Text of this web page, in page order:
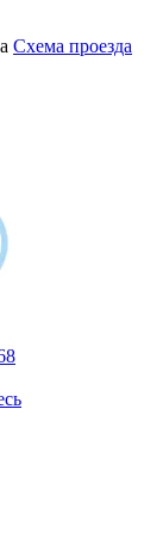
Схема проезда